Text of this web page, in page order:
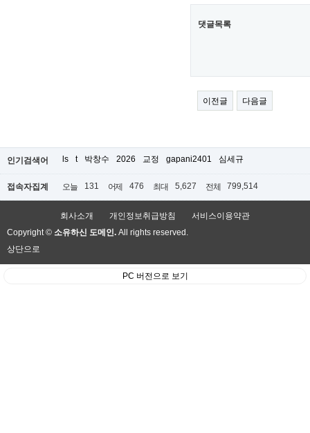
댓글목록
이전글 다음글
인기검색어 ls t 박창수 2026 교정 gapani2401 심세규
접속자집계 오늘 131 어제 476 최대 5,627 전체 799,514
회사소개 개인정보취급방침
서비스이용약관
Copyright © 소유하신 도메인. All rights reserved.
상단으로
PC 버전으로 보기